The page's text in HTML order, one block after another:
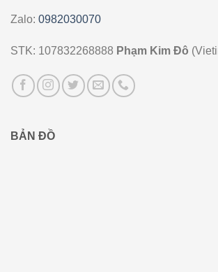
Zalo: 0982030070
STK: 107832268888 Phạm Kim Đô
BẢN ĐỒ